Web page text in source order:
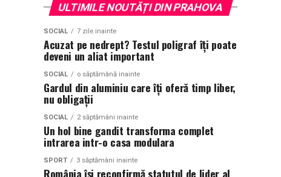
ULTIMILE NOUTĂȚI DIN PRAHOVA
SOCIAL 7 zile inainte
Acuzat pe nedrept? Testul poligraf îţi poate
deveni un aliat important
SOCIAL o săptămână inainte
Gardul din aluminiu care îți oferă timp liber,
nu obligații
SOCIAL 2 săptămâni inainte
Un hol bine gandit transforma complet
intrarea intr-o casa modulara
SPORT 3 săptămâni inainte
România își reconfirmă statutul de lider al